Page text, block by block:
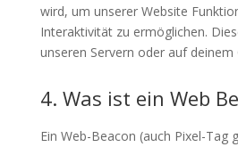
wird, um unserer Website
Interaktivität zu ermöglichen.
unseren Servern oder auf
4. Was ist ein Web
Ein Web-Beacon (auch Pixel-Tag